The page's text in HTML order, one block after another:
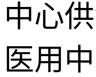
中心
医用